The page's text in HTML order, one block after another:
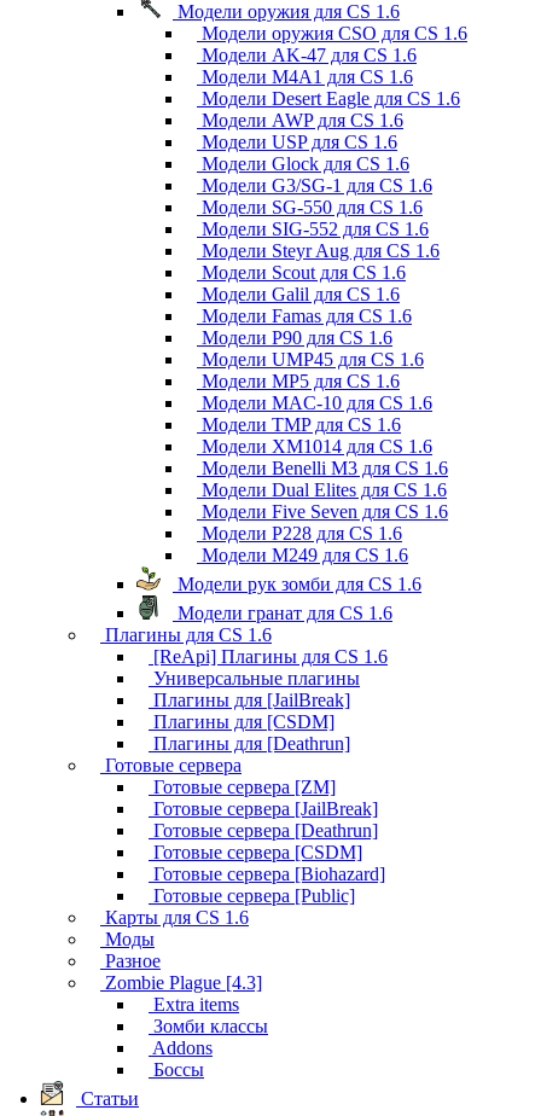
Модели оружия для CS 1.6
Модели оружия CSO для CS 1.6
Модели AK-47 для CS 1.6
Модели M4A1 для CS 1.6
Модели Desert Eagle для CS 1.6
Модели AWP для CS 1.6
Модели USP для CS 1.6
Модели Glock для CS 1.6
Модели G3/SG-1 для CS 1.6
Модели SG-550 для CS 1.6
Модели SIG-552 для CS 1.6
Модели Steyr Aug для CS 1.6
Модели Scout для CS 1.6
Модели Galil для CS 1.6
Модели Famas для CS 1.6
Модели P90 для CS 1.6
Модели UMP45 для CS 1.6
Модели MP5 для CS 1.6
Модели MAC-10 для CS 1.6
Модели TMP для CS 1.6
Модели XM1014 для CS 1.6
Модели Benelli M3 для CS 1.6
Модели Dual Elites для CS 1.6
Модели Five Seven для CS 1.6
Модели P228 для CS 1.6
Модели M249 для CS 1.6
Модели рук зомби для CS 1.6
Модели гранат для CS 1.6
Плагины для CS 1.6
[ReApi] Плагины для CS 1.6
Универсальные плагины
Плагины для [JailBreak]
Плагины для [CSDM]
Плагины для [Deathrun]
Готовые сервера
Готовые сервера [ZM]
Готовые сервера [JailBreak]
Готовые сервера [Deathrun]
Готовые сервера [CSDM]
Готовые сервера [Biohazard]
Готовые сервера [Public]
Карты для CS 1.6
Моды
Разное
Zombie Plague [4.3]
Extra items
Зомби классы
Addons
Боссы
Статьи